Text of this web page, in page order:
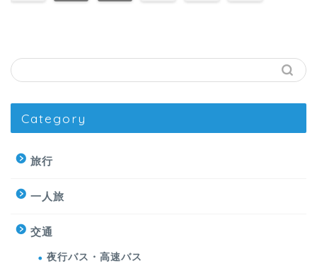
Category
旅行
一人旅
交通
夜行バス・高速バス